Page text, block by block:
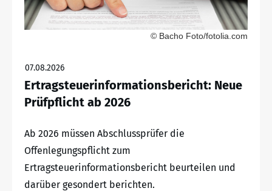
© Bacho Foto/fotolia.com
07.08.2026
Ertragsteuerinformationsbericht: Neue
Prüfpflicht ab 2026
Ab 2026 müssen Abschlussprüfer die
Offenlegungspflicht zum
Ertragsteuerinformationsbericht beurteilen und
darüber gesondert berichten.